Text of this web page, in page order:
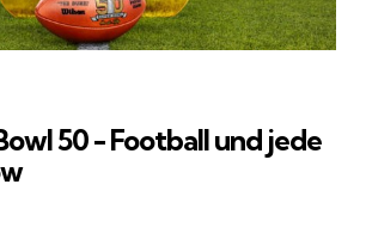
50 - Football und jede